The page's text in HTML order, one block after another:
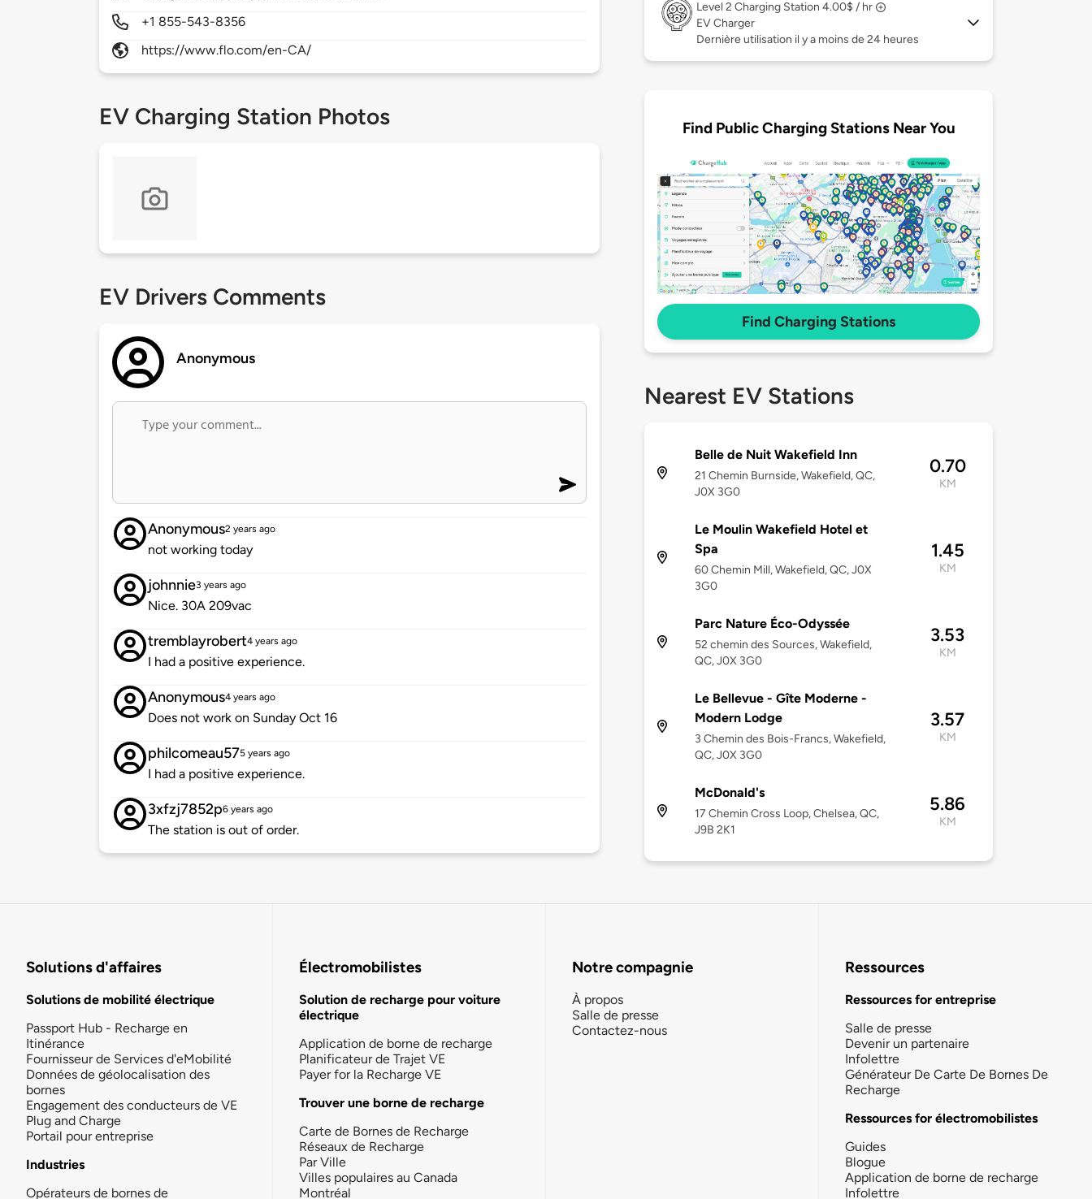
+1 855-543-8356
https://www.flo.com/en-CA/
EV Charging Station Photos
EV Drivers Comments
Anonymous
Anonymous2 years ago
not working today
johnnie3 years ago
Nice. 30A 209vac
tremblayrobert4 years ago
I had a positive experience.
Anonymous4 years ago
Does not work on Sunday Oct 16
philcomeau575 years ago
I had a positive experience.
3xfzj7852p6 years ago
The station is out of order.
Level 2 Charging Station 4.00$ / hr
EV Charger
Dernière utilisation il y a moins de 24 heures
Find Public Charging Stations Near You
Find Charging Stations
Nearest EV Stations
Belle de Nuit Wakefield Inn
21 Chemin Burnside, Wakefield, QC,
J0X 3G0
0.70
KM
Le Moulin Wakefield Hotel et
Spa
60 Chemin Mill, Wakefield, QC, J0X
3G0
1.45
KM
Parc Nature Éco-Odyssée
52 chemin des Sources, Wakefield,
QC, J0X 3G0
3.53
KM
Le Bellevue - Gîte Moderne -
Modern Lodge
3 Chemin des Bois-Francs, Wakefield,
QC, J0X 3G0
3.57
KM
McDonald's
17 Chemin Cross Loop, Chelsea, QC,
J9B 2K1
5.86
KM
Solutions d'affaires
Solutions de mobilité électrique
Passport Hub - Recharge en
Itinérance
Fournisseur de Services d'eMobilité
Données de géolocalisation des
bornes
Engagement des conducteurs de VE
Plug and Charge
Portail pour entreprise
Industries
Opérateurs de bornes de
Électromobilistes
Solution de recharge pour voiture
électrique
Application de borne de recharge
Planificateur de Trajet VE
Payer for la Recharge VE
Trouver une borne de recharge
Carte de Bornes de Recharge
Réseaux de Recharge
Par Ville
Villes populaires au Canada
Montréal
Notre compagnie
À propos
Salle de presse
Contactez-nous
Ressources
Ressources for entreprise
Salle de presse
Devenir un partenaire
Infolettre
Générateur De Carte De Bornes De
Recharge
Ressources for électromobilistes
Guides
Blogue
Application de borne de recharge
Infolettre